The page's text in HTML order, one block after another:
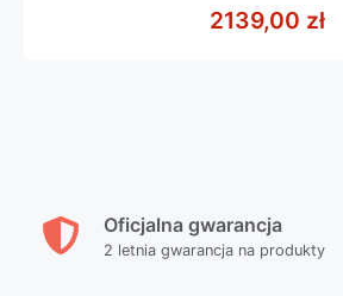
5
2139,00 zł
Oficjalna gwarancja
2 letnia gwarancja na produkty